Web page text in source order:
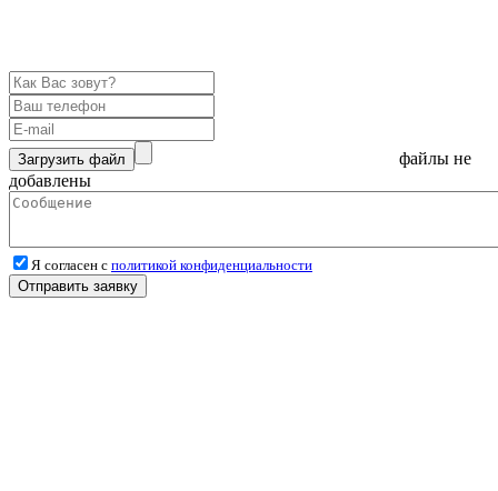
Загрузить файл
файлы не
добавлены
Я согласен с политикой конфиденциальности
Отправить заявку